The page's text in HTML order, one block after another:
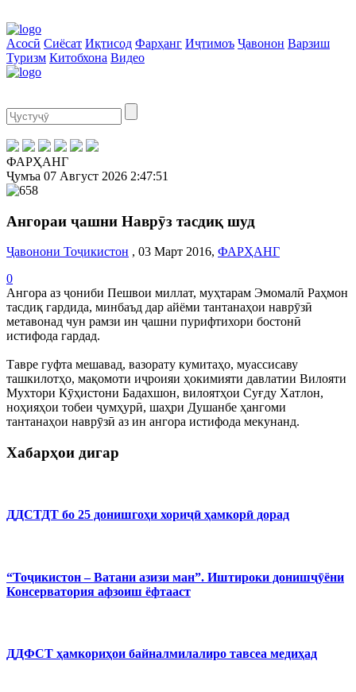
Асосӣ Сиёсат Иқтисод Фарҳанг Иҷтимоъ Ҷавонон Варзиш
Туризм Китобхона Видео
ФАРҲАНГ
Ҷумъа 07 Август 2026 2:47:51
Ангораи ҷашни Наврӯз тасдиқ шуд
Ҷавонони Тоҷикистон , 03 Март 2016, ФАРҲАНГ
0
Ангора аз ҷониби Пешвои миллат, муҳтарам Эмомалӣ Раҳмон
тасдиқ гардида, минбаъд дар айёми тантанаҳои наврӯзӣ
метавонад чун рамзи ин ҷашни пурифтихори бостонӣ
истифода гардад.
Тавре гуфта мешавад, вазорату кумитаҳо, муассисаву
ташкилотҳо, мақомоти иҷроияи ҳокимияти давлатии Вилояти
Мухтори Кӯҳистони Бадахшон, вилоятҳои Суғду Хатлон,
ноҳияҳои тобеи ҷумҳурӣ, шаҳри Душанбе ҳангоми
тантанаҳои наврӯзӣ аз ин ангора истифода мекунанд.
Хабарҳои дигар
ДДСТДТ бо 25 донишгоҳи хориҷӣ ҳамкорӣ дорад
“Тоҷикистон – Ватани азизи ман”. Иштироки донишҷӯёни
Консерватория афзоиш ёфтааст
ДДФСТ ҳамкориҳои байналмилалиро тавсеа медиҳад